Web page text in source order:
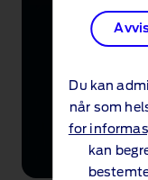
Du kan
når som
for
kan